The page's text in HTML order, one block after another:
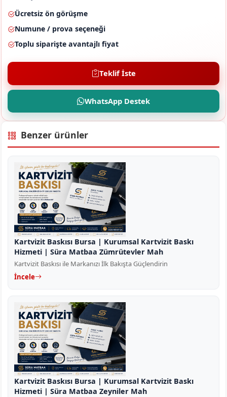
Ücretsiz ön görüşme
Numune / prova seçeneği
Toplu siparişte avantajlı fiyat
Teklif İste
WhatsApp Destek
Benzer ürünler
Kartvizit Baskısı Bursa | Kurumsal Kartvizit Baskı
Hizmeti | Süra Matbaa Zümrütevler Mah
Kartvizit Baskısı ile Markanızı İlk Bakışta Güçlendirin
İncele
Kartvizit Baskısı Bursa | Kurumsal Kartvizit Baskı
Hizmeti | Süra Matbaa Zeyniler Mah